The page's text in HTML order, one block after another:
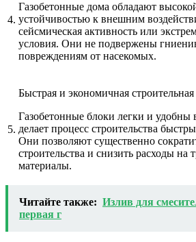
4.
Газобетонные дома обладают
устойчивостью к внешним
сейсмическая активность или
условия. Они не подвержены
повреждениям от насекомых.
5.
Быстрая и экономичная
Газобетонные блоки легки и удобны
делает процесс строительства
Они позволяют существенно
строительства и снизить расходы на
материалы.
Читайте также: Излив для
первая г